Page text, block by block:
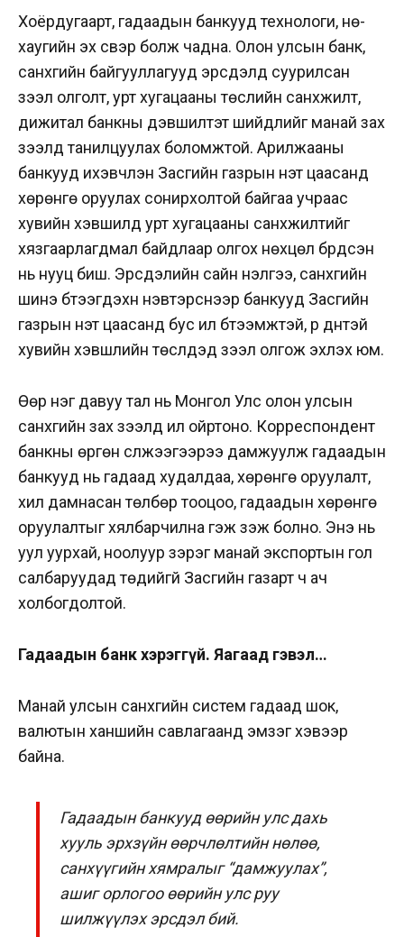
Хоёрдугаарт, гадаадын банкууд технологи, нөү-
хаугийн эх үүсвэр болж чадна. Олон улсын банк,
санхүүгийн байгууллагууд эрсдэлд суурилсан
зээл олголт, урт хугацааны төслийн санхүүжилт,
дижитал банкны дэвшилтэт шийдлийг манай зах
зээлд танилцуулах боломжтой. Арилжааны
банкууд ихэвчлэн Засгийн газрын үнэт цаасанд
хөрөнгө оруулах сонирхолтой байгаа учраас
хувийн хэвшилд урт хугацааны санхүүжилтийг
хязгаарлагдмал байдлаар олгох нөхцөл бүрдсэн
нь нууц биш. Эрсдэлийн сайн үнэлгээ, санхүүгийн
шинэ бүтээгдэхүүн нэвтэрснээр банкууд Засгийн
газрын үнэт цаасанд бус илүү бүтээмжтэй, үр дүнтэй
хувийн хэвшлийн төслүүдэд зээл олгож эхлэх юм.
Өөр нэг давуу тал нь Монгол Улс олон улсын
санхүүгийн зах зээлд илүү ойртоно. Корреспондент
банкны өргөн сүлжээгээрээ дамжуулж гадаадын
банкууд нь гадаад худалдаа, хөрөнгө оруулалт,
хил дамнасан төлбөр тооцоо, гадаадын хөрөнгө
оруулалтыг хялбарчилна гэж үзэж болно. Энэ нь
уул уурхай, ноолуур зэрэг манай экспортын гол
салбаруудад төдийгүй Засгийн газарт ч ач
холбогдолтой.
Гадаадын банк хэрэггүй. Яагаад гэвэл…
Манай улсын санхүүгийн систем гадаад шок,
валютын ханшийн савлагаанд эмзэг хэвээр
байна.
Гадаадын банкууд өөрийн улс дахь
хууль эрхзүйн өөрчлөлтийн нөлөө,
санхүүгийн хямралыг “дамжуулах”,
ашиг орлогоо өөрийн улс руу
шилжүүлэх эрсдэл бий.